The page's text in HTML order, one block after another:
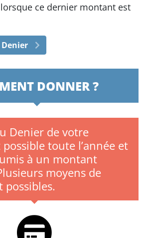
ce dernier montant est
Denier
DONNER ?
Denier de votre
possible toute l’année et
à un montant
moyens de
possibles.